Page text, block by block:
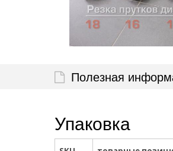
Полезная
Упаковка